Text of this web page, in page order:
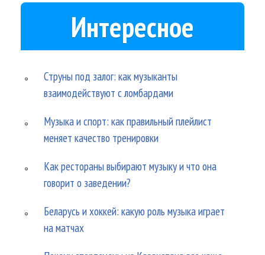
Интересное
Струны под залог: как музыканты
взаимодействуют с ломбардами
Музыка и спорт: как правильный плейлист
меняет качество тренировки
Как рестораны выбирают музыку и что она
говорит о заведении?
Беларусь и хоккей: какую роль музыка играет
на матчах